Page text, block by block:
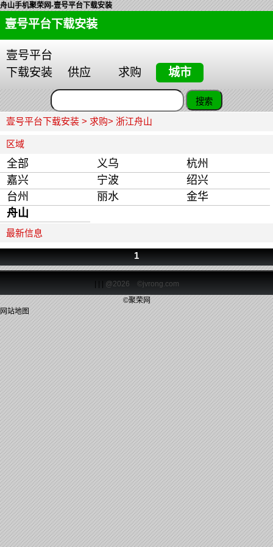
舟山手机聚荣网-壹号平台下载安装
壹号平台下载安装
壹号平台
下载安装
供应 求购 城市
壹号平台下载安装> 求购> 浙江舟山
区域
全部 义乌
杭州
嘉兴
宁波
绍兴
台州
丽水
金华
舟山
最新信息
1
@2026 ©jvrong.com
©聚荣网
网站地图